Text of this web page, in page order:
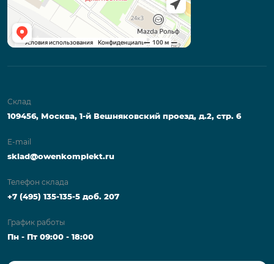
Склад
109456, Москва, 1-й Вешняковский проезд, д.2, стр. 6
E-mail
sklad@owenkomplekt.ru
Телефон склада
+7 (495) 135-135-5 доб. 207
График работы
Пн - Пт 09:00 - 18:00